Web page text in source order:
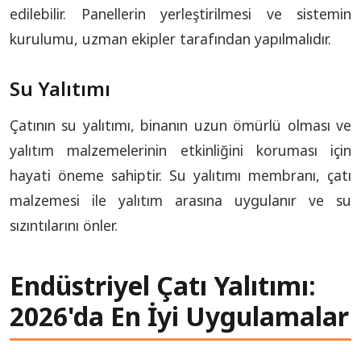
edilebilir. Panellerin yerleştirilmesi ve sistemin
kurulumu, uzman ekipler tarafından yapılmalıdır.
Su Yalıtımı
Çatının su yalıtımı, binanın uzun ömürlü olması ve
yalıtım malzemelerinin etkinliğini koruması için
hayati öneme sahiptir. Su yalıtımı membranı, çatı
malzemesi ile yalıtım arasına uygulanır ve su
sızıntılarını önler.
Endüstriyel Çatı Yalıtımı:
2026'da En İyi Uygulamalar